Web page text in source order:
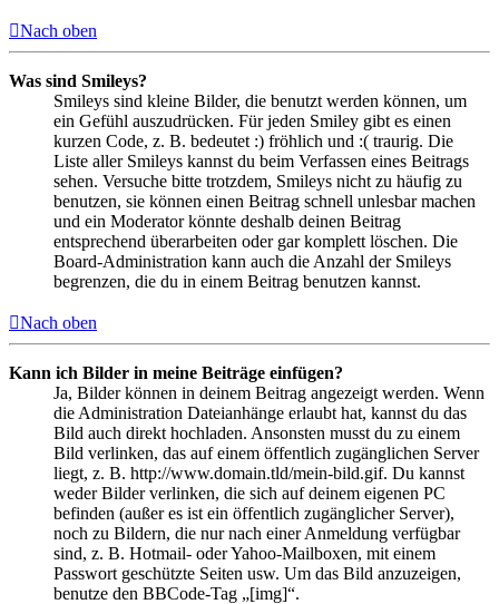
Nach oben
Was sind Smileys?
Smileys sind kleine Bilder, die benutzt werden können, um
ein Gefühl auszudrücken. Für jeden Smiley gibt es einen
kurzen Code, z. B. bedeutet :) fröhlich und :( traurig. Die
Liste aller Smileys kannst du beim Verfassen eines Beitrags
sehen. Versuche bitte trotzdem, Smileys nicht zu häufig zu
benutzen, sie können einen Beitrag schnell unlesbar machen
und ein Moderator könnte deshalb deinen Beitrag
entsprechend überarbeiten oder gar komplett löschen. Die
Board-Administration kann auch die Anzahl der Smileys
begrenzen, die du in einem Beitrag benutzen kannst.
Nach oben
Kann ich Bilder in meine Beiträge einfügen?
Ja, Bilder können in deinem Beitrag angezeigt werden. Wenn
die Administration Dateianhänge erlaubt hat, kannst du das
Bild auch direkt hochladen. Ansonsten musst du zu einem
Bild verlinken, das auf einem öffentlich zugänglichen Server
liegt, z. B. http://www.domain.tld/mein-bild.gif. Du kannst
weder Bilder verlinken, die sich auf deinem eigenen PC
befinden (außer es ist ein öffentlich zugänglicher Server),
noch zu Bildern, die nur nach einer Anmeldung verfügbar
sind, z. B. Hotmail- oder Yahoo-Mailboxen, mit einem
Passwort geschützte Seiten usw. Um das Bild anzuzeigen,
benutze den BBCode-Tag „[img]“.